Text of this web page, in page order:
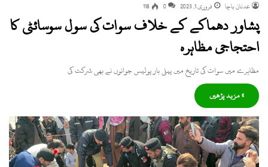
عدنان باچا فروری 1, 2023 0
118
پشاور دھماکے کے خلاف سوات کی سول سوسائٹی کا
احتجاجی مظاہرہ
مظاہرے میں سوات کی تاریخ میں پہلی بار پولیس جوانوں نے بھی شرکت کی
» مزید پڑھیں